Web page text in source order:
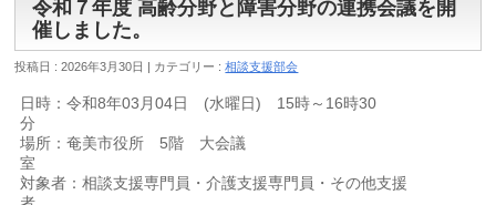
令和７年度 高齢分野と障害分野の連携会議を開
催しました。
投稿日 : 2026年3月30日 | カテゴリー :相談支援部会
日時：令和8年03月04日 (水曜日) 15時～16時30
場所：奄美市役所 5階 大会議
対象者：相談支援専門員・介護支援専門員・その他支援